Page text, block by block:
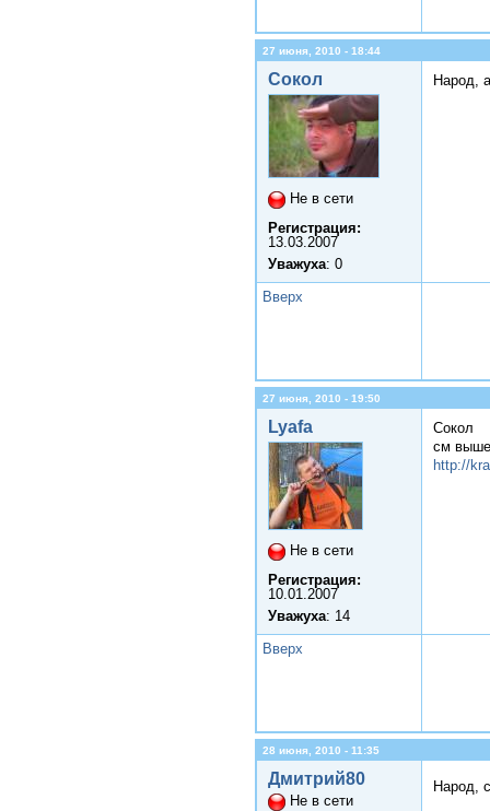
27 июня, 2010 - 18:44
Сокол
Не в сети
Регистрация:
13.03.2007
Уважуха: 0
Народ,
Вверх
27 июня, 2010 - 19:50
Lyafa
Не в сети
Регистрация:
10.01.2007
Уважуха: 14
Сокол
см
http://
Вверх
28 июня, 2010 - 11:35
Дмитрий80
Не в сети
Народ,